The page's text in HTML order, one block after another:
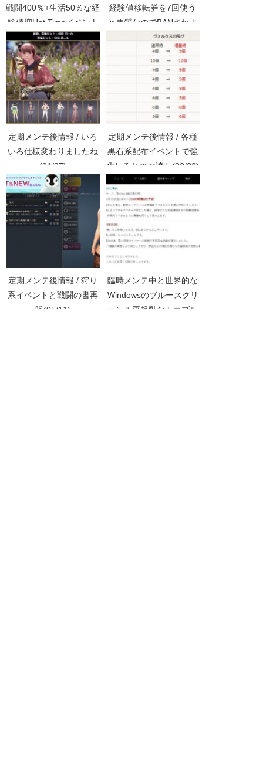
戦闘400％+生活50％な経
験値増Hot Timeイベント
(09/07)
経験値移転券を7回使う
と悪質なのでBANされま
す(04/14)
定期メンテ後情報 / いろ
いろ仕様変わりましたね
(01/27)
定期メンテ後情報 / 各種
黒石系配布イベントで強
化しろとのお達し(02/22)
定期メンテ後情報 / 狩り
系イベントと戦闘の書再
販(05/11)
臨時メンテ中と世界的な
Windowsのブルースクリ
ーン＆再起動なトラブル